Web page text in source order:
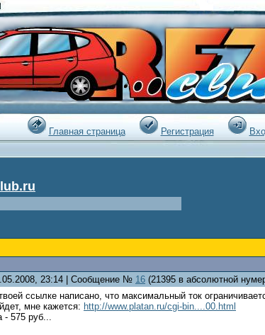
| Главная страница Регистрация
23:14 | Сообщение № 16 (21395 в абсолютной
ссылке написано, что максимальный ток
мне кажется: http://www.platan.ru/cgi-bin....00.html
- 575 руб...